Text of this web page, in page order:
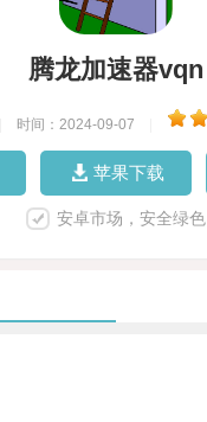
腾龙加速器vqn
时间：2024-09-07
苹果下载
安卓市场，安全绿色